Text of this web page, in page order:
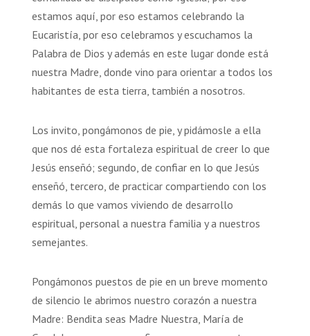
estamos aquí, por eso estamos celebrando la
Eucaristía, por eso celebramos y escuchamos la
Palabra de Dios y además en este lugar donde está
nuestra Madre, donde vino para orientar a todos los
habitantes de esta tierra, también a nosotros.
Los invito, pongámonos de pie, y pidámosle a ella
que nos dé esta fortaleza espiritual de creer lo que
Jesús enseñó; segundo, de confiar en lo que Jesús
enseñó, tercero, de practicar compartiendo con los
demás lo que vamos viviendo de desarrollo
espiritual, personal a nuestra familia y a nuestros
semejantes.
Pongámonos puestos de pie en un breve momento
de silencio le abrimos nuestro corazón a nuestra
Madre: Bendita seas Madre Nuestra, María de